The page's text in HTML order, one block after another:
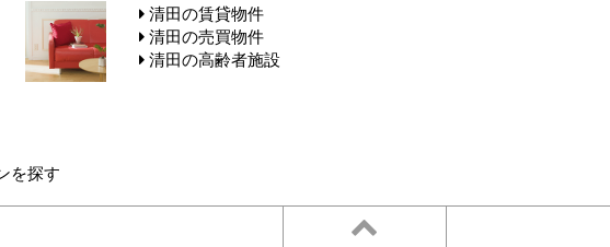
清田の賃貸物件
清田の売買物件
清田の高齢者施設
を探す